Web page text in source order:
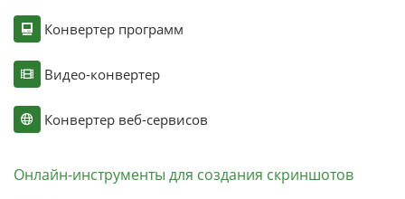
Конвертер программ
Видео-конвертер
Конвертер веб-сервисов
Онлайн-инструменты для создания скриншотов